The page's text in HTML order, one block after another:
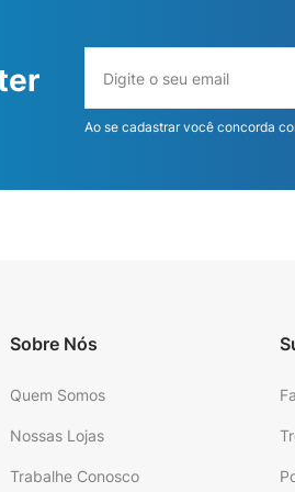
Ao se cadastrar você concorda
Sobre Nós
Quem Somos
Nossas Lojas
Trabalhe Conosco